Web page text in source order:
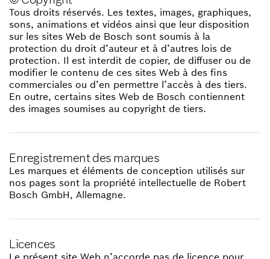
Tous droits réservés. Les textes, images, graphiques,
sons, animations et vidéos ainsi que leur disposition
sur les sites Web de Bosch sont soumis à la
protection du droit d’auteur et à d’autres lois de
protection. Il est interdit de copier, de diffuser ou de
modifier le contenu de ces sites Web à des fins
commerciales ou d’en permettre l’accès à des tiers.
En outre, certains sites Web de Bosch contiennent
des images soumises au copyright de tiers.
Enregistrement des marques
Les marques et éléments de conception utilisés sur
nos pages sont la propriété intellectuelle de Robert
Bosch GmbH, Allemagne.
Licences
Le présent site Web n’accorde pas de licence pour